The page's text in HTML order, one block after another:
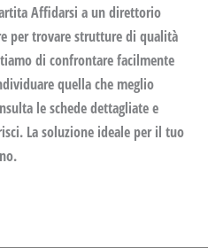
Affidarsi a un direttorio
per trovare strutture di qualità
di confrontare facilmente
quella che meglio
le schede dettagliate e
La soluzione ideale per il tuo